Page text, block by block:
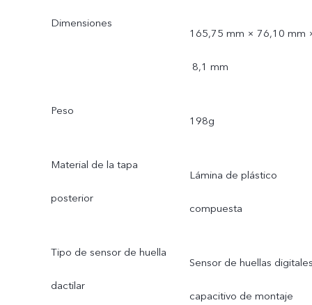
Dimensiones
165,75 mm × 76,10 mm
8,1 mm
Peso
198g
Material de la tapa
posterior
Lámina de plástico
compuesta
Tipo de sensor de huella
dactilar
Sensor de huellas
capacitivo de montaje